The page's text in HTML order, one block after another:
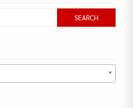
Search
for:
SEARCH